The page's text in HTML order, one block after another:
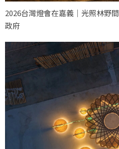
2026台灣燈會在嘉義｜光照林野
政府